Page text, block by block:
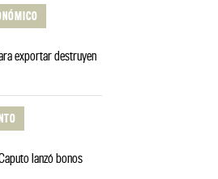
exportar destruyen
lanzó bonos